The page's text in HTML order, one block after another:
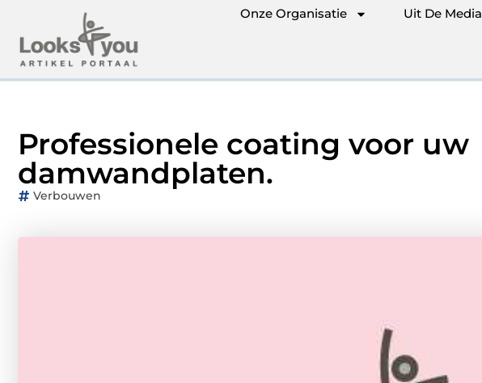
Onze Organisatie Uit De Media
Professionele coating voor uw
damwandplaten.
Verbouwen